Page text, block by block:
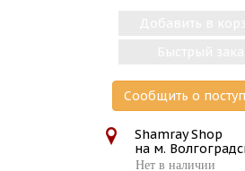
Сообщить о
Shamray Shop
на м.
Нет в наличии